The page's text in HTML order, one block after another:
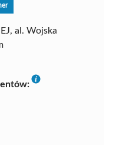
al. Wojska